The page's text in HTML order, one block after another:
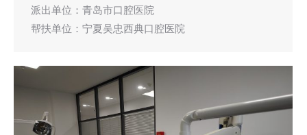
派出单位：青岛市口腔医院
帮扶单位：宁夏吴忠西典口腔医院